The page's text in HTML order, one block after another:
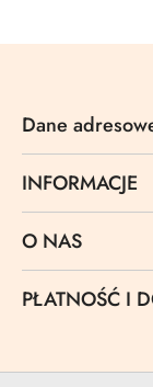
Dane
INFORMACJE
O NAS
PŁATNOŚĆ I